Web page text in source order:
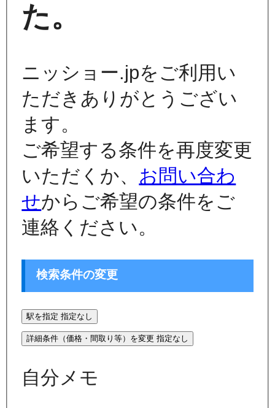
た。
ニッショー.jpをご利用い
ただきありがとうござい
ます。
ご希望する条件を再度変更
いただくか、 お問い合わ
せからご希望の条件をご
連絡ください。
検索条件の変更
駅を指定 指定なし
詳細条件（価格・間取り等）を変更 指定なし
自分メモ